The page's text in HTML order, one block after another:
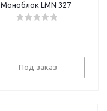
Моноблок LMN 327
Под заказ